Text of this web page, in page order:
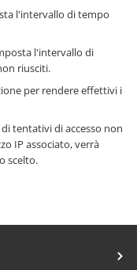
l'intervallo di tempo
l'intervallo di
riusciti.
per rendere effettivi i
tentativi di accesso non
IP associato, verrà
scelto.